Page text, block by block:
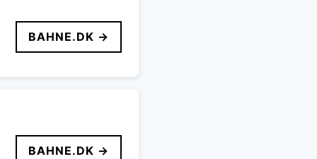
BAHNE.DK →
BAHNE.DK →